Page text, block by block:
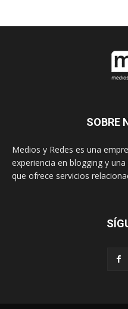
SOBRE
Medios y Redes es una
experiencia en blogging y
que ofrece servicios